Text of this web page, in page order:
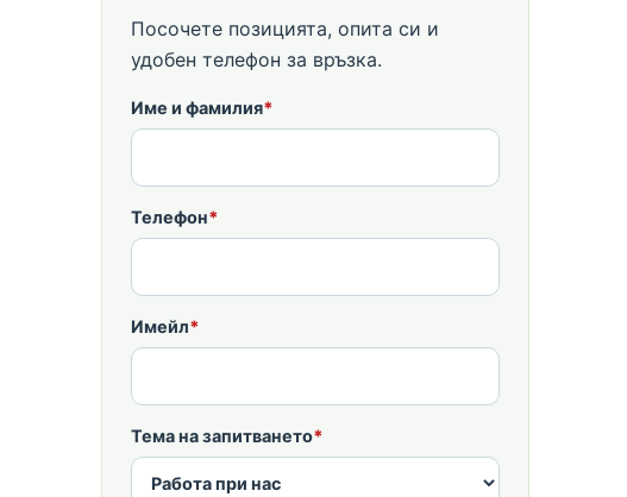
Посочете позицията, опита си и
удобен телефон за връзка.
Име и фамилия*
Телефон*
Имейл*
Тема на запитването*